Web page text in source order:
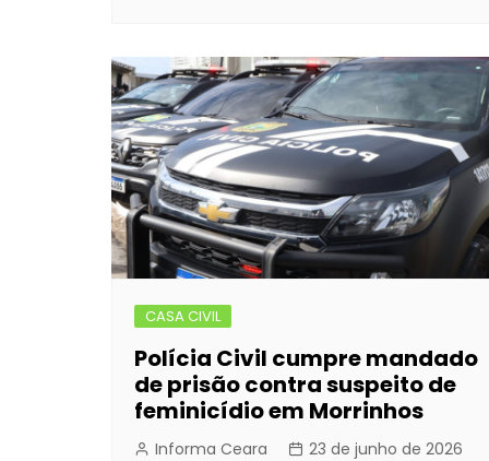
CASA CIVIL
Polícia Civil cumpre mandado
de prisão contra suspeito de
feminicídio em Morrinhos
Informa Ceara 23 de junho de 2026